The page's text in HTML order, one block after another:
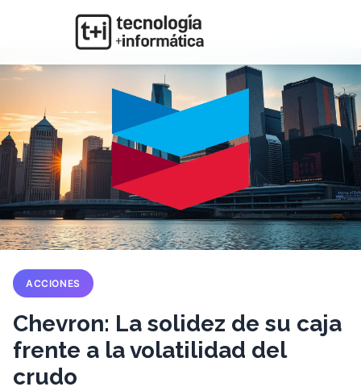
ACCIONES
Chevron: La solidez de su caja
frente a la volatilidad del
crudo